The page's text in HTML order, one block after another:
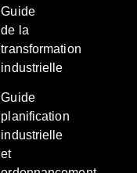
Guide
de la
transformation
industrielle
Guide
planification
industrielle
et